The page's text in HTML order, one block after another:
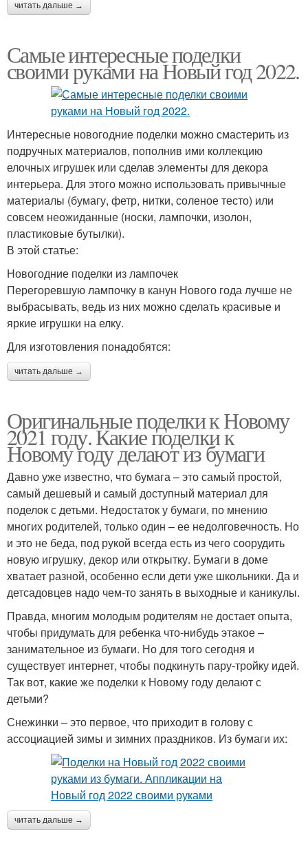
читать дальше →
Самые интересные поделки
своими руками на Новый год 2022.
Интересные новогодние поделки можно смастерить из
подручных материалов, пополнив ими коллекцию
елочных игрушек или сделав элементы для декора
интерьера. Для этого можно использовать привычные
материалы (бумагу, фетр, нитки, соленое тесто) или
совсем неожиданные (носки, лампочки, изолон,
пластиковые бутылки).
В этой статье:
Новогодние поделки из лампочек
Перегоревшую лампочку в канун Нового года лучше не
выбрасывать, ведь из них можно сделать красивые и
яркие игрушки на елку.
Для изготовления понадобятся:
читать дальше →
Оригинальные поделки к Новому
2021 году. Какие поделки к
Новому году делают из бумаги
Давно уже известно, что бумага – это самый простой,
самый дешевый и самый доступный материал для
поделок с детьми. Недостаток у бумаги, по мнению
многих родителей, только один – ее недолговечность. Но
и это не беда, под рукой всегда есть из чего соорудить
новую игрушку, декор или открытку. Бумаги в доме
хватает разной, особенно если дети уже школьники. Да и
детсадовцев надо чем-то занять в выходные и каникулы.
Правда, многим молодым родителям не достает опыта,
чтобы придумать для ребенка что-нибудь этакое –
занимательное из бумаги. Но для того сегодня и
существует интернет, чтобы подкинуть пару-тройку идей.
Так вот, какие же поделки к Новому году делают с
детьми?
Снежинки – это первое, что приходит в голову с
ассоциацией зимы и зимних праздников. Из бумаги их:
читать дальше →